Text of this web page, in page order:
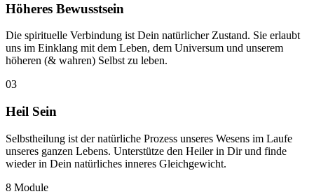
Höheres Bewusstsein
Die spirituelle Verbindung ist Dein natürlicher Zustand. Sie erlaubt
uns im Einklang mit dem Leben, dem Universum und unserem
höheren (& wahren) Selbst zu leben.
03
Heil Sein
Selbstheilung ist der natürliche Prozess unseres Wesens im Laufe
unseres ganzen Lebens. Unterstütze den Heiler in Dir und finde
wieder in Dein natürliches inneres Gleichgewicht.
8 Module